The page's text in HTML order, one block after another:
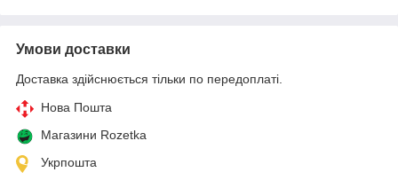
Умови доставки
Доставка здійснюється тільки по передоплаті.
Нова Пошта
Магазини Rozetka
Укрпошта